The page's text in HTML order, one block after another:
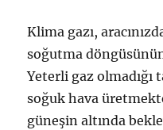
Klima gazı,
soğutma
Yeterli gaz olmadığı
soğuk hava
güneşin altında